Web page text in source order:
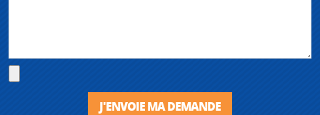
J'ENVOIE MA DEMANDE